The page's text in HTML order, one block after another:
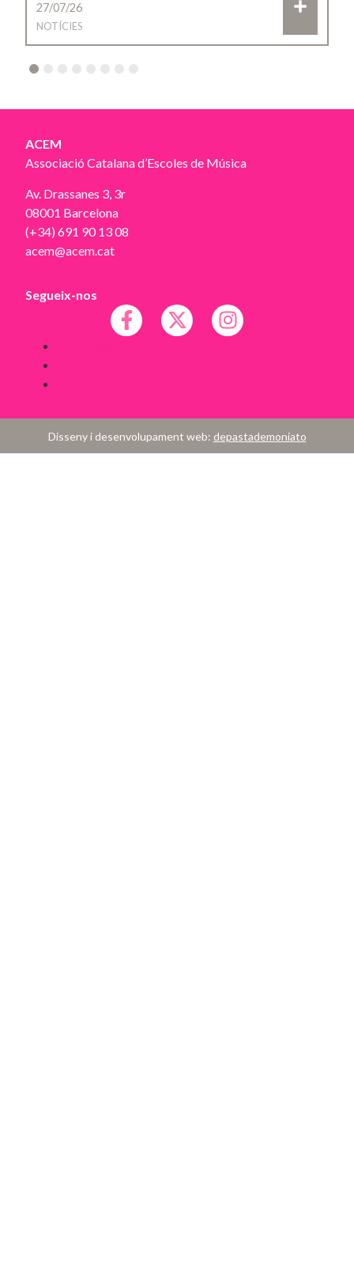
27/07/26
NOTÍCIES
4 5 6 7 8
ACEM
Associació Catalana d’Escoles de Música
Av. Drassanes 3, 3r
08001 Barcelona
(+34) 691 90 13 08
acem@acem.cat
Segueix-nos
Disseny i desenvolupament web: depastademoniato